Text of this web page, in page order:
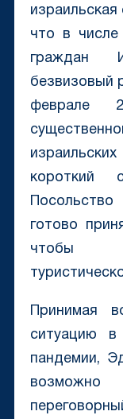
что в
граждан
безвизовый
феврале
короткий
Посольство
готово
чтобы
Принимая
ситуацию в
пандемии,
возможно